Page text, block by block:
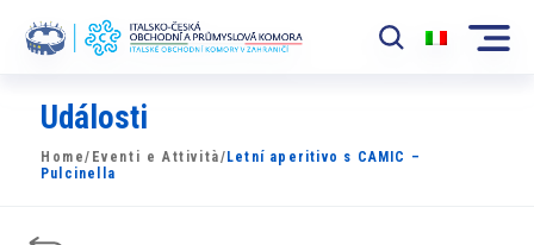
Komora
News
Události
Home/ Eventi e Attività/ Letní aperitivo s CAMIC –
Pulcinella